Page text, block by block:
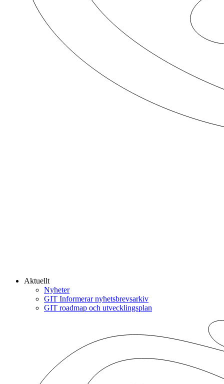
Aktuellt
Nyheter
GIT Informerar nyhetsbrevsarkiv
GIT roadmap och utvecklingsplan